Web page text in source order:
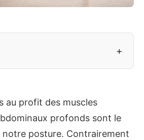
+
au profit des muscles
profonds sont le
notre posture. Contrairement